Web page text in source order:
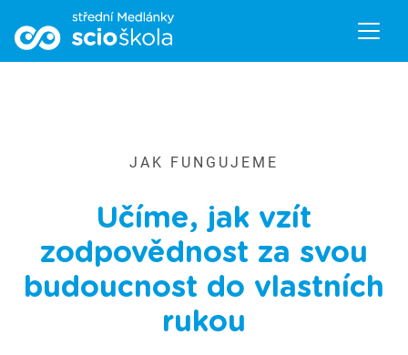
JAK FUNGUJEME
Učíme, jak vzít
zodpovědnost za svou
budoucnost do vlastních
rukou